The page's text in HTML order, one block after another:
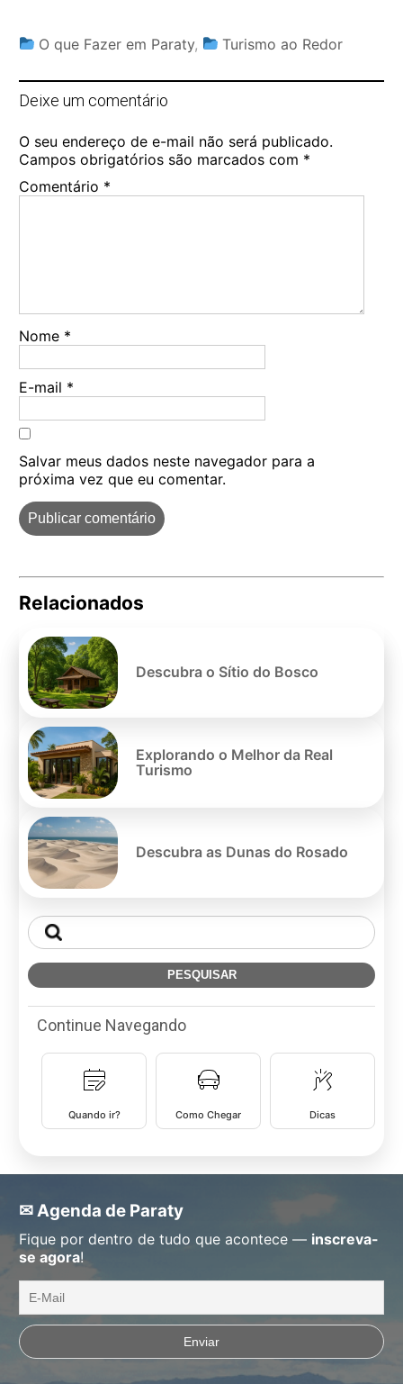
O que Fazer em Paraty, Turismo ao Redor
Deixe um comentário
O seu endereço de e-mail não será publicado.
Campos obrigatórios são marcados com *
Comentário *
Nome *
E-mail *
Salvar meus dados neste navegador para a
próxima vez que eu comentar.
Relacionados
Descubra o Sítio do Bosco
Explorando o Melhor da Real
Turismo
Descubra as Dunas do Rosado
Continue Navegando
Quando ir? Como Chegar Dicas
✉ Agenda de Paraty
Fique por dentro de tudo que acontece — inscreva-
se agora!